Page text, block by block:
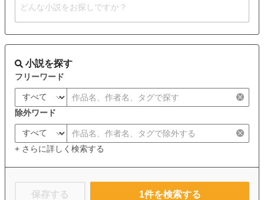
小説を探す
フリーワード
除外ワード
+ さらに詳しく検索する
保存する 1件を検索する